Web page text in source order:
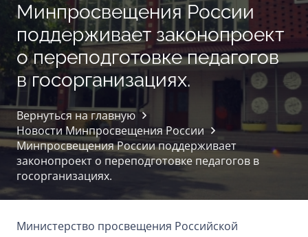
Минпросвещения России
поддерживает законопроект
о переподготовке педагогов
в госорганизациях.
Вернуться на главную
Новости Минпросвещения России
Минпросвещения России поддерживает
законопроект о переподготовке педагогов в
госорганизациях.
Министерство просвещения Российской